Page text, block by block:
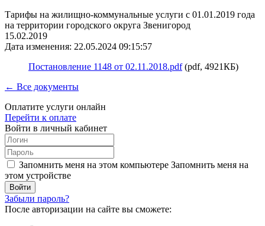
Тарифы на жилищно-коммунальные услуги с 01.01.2019 года
на территории городского округа Звенигород
15.02.2019
Дата изменения: 22.05.2024 09:15:57
Постановление 1148 от 02.11.2018.pdf(pdf, 4921КБ)
← Все документы
Оплатите услуги онлайн
Перейти к оплате
Войти в личный кабинет
Запомнить меня на этом компьютере Запомнить меня на
этом устройстве
Забыли пароль?
После авторизации на сайте вы сможете: